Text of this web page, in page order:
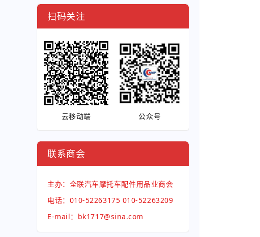
扫码关注
云移动端 公众号
联系商会
主办：全联汽车摩托车配件用品业商会
电话：010-52263175 010-52263209
E-mail：bk1717@sina.com